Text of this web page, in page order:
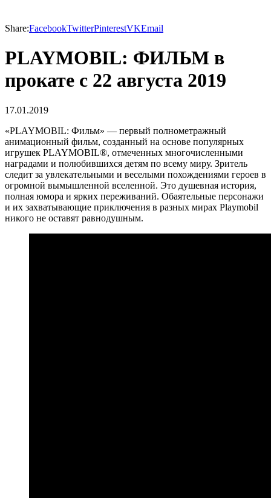
Share:FacebookTwitterPinterestVKEmail
PLAYMOBIL: ФИЛЬМ в
прокате с 22 августа 2019
17.01.2019
«PLAYMOBIL: Фильм» — первый полнометражный
анимационный фильм, созданный на основе популярных
игрушек PLAYMOBIL®, отмеченных многочисленными
наградами и полюбившихся детям по всему миру. Зритель
следит за увлекательными и веселыми похождениями героев в
огромной вымышленной вселенной. Это душевная история,
полная юмора и ярких переживаний. Обаятельные персонажи
и их захватывающие приключения в разных мирах Playmobil
никого не оставят равнодушным.